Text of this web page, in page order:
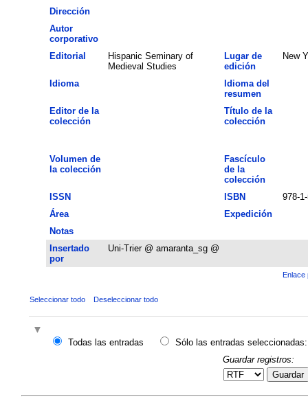
Dirección
Autor
corporativo
Editorial
Hispanic Seminary of
Medieval Studies
Lugar de
edición
New
Idioma
Idioma del
resumen
Editor de la
colección
Título de la
colección
Volumen de
la colección
Fascículo
de la
colección
ISSN
ISBN
978-
Área
Expedición
Notas
Insertado
por
Uni-Trier @ amaranta_sg @
Enlace
Seleccionar todo Deseleccionar todo
Todas las entradas
Sólo las entradas seleccionadas:
Guardar registros:
Guardar